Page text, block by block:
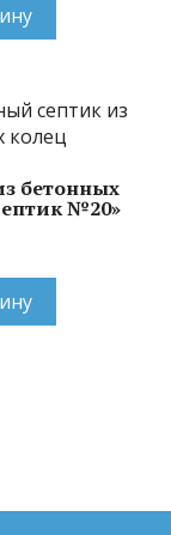
бетонных
№20»